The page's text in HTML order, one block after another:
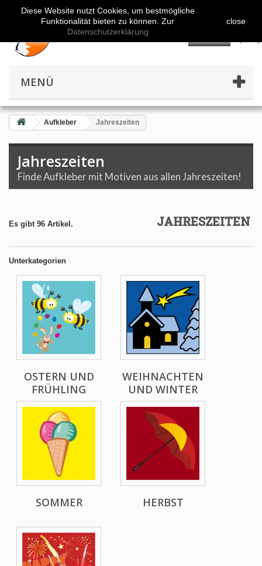
MENÜ
Aufkleber Jahreszeiten
Jahreszeiten
Finde Aufkleber mit Motiven aus allen Jahreszeiten!
JAHRESZEITEN
Es gibt 96 Artikel.
Unterkategorien
OSTERN UND
FRÜHLING
WEIHNACHTEN
UND WINTER
SOMMER HERBST
Diese Website nutzt Cookies, um bestmögliche
Funktionalität bieten zu können. Zur
Datenschutzerklärung
close